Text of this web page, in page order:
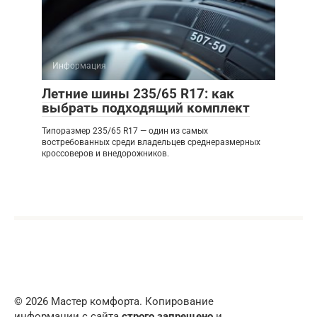
Информация
Летние шины 235/65 R17: как
выбрать подходящий комплект
Типоразмер 235/65 R17 — один из самых
востребованных среди владельцев среднеразмерных
кроссоверов и внедорожников.
© 2026 Мастер комфорта. Копирование